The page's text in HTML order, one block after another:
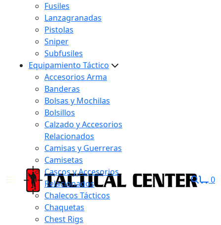
Fusiles
Lanzagranadas
Pistolas
Sniper
Subfusiles
Equipamiento Táctico
Accesorios Arma
Banderas
Bolsas y Mochilas
Bolsillos
Calzado y Accesorios
Relacionados
Camisas y Guerreras
Camisetas
Cascos y Accesorios
Relacionados
Chalecos Tácticos
Chaquetas
Chest Rigs
0